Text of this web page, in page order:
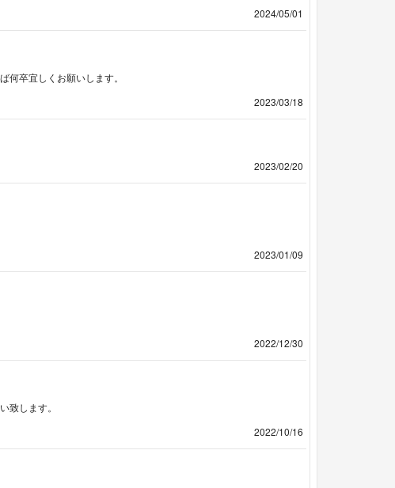
2024/05/01
何卒宜しくお願いします。
2023/03/18
2023/02/20
2023/01/09
2022/12/30
致します。
2022/10/16